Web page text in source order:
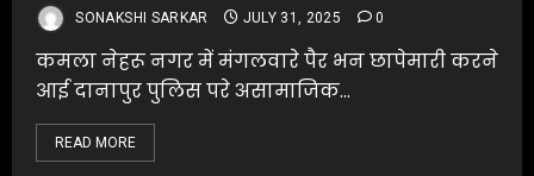
SONAKSHI SARKAR JULY 31, 2025 0
कमला नेहरू नगर में मंगलवारे पैर भन छापेमारी करने
आई दानापुर पुलिस परे असामाजिक...
READ MORE